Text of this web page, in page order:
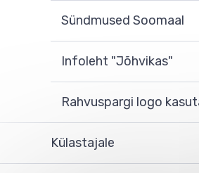
Sündmused Soomaal
Infoleht "Jõhvikas"
Rahvuspargi logo
Külastajale